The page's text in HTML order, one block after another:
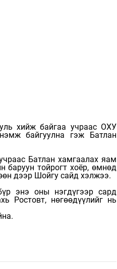
хийж байгаа учраас ОХУ
байгуулна гэж Батлан
Батлан хамгаалах яам
баруун тойрогт хоёр, өмнөд
дээр Шойгу сайд хэлжээ.
энэ оны нэгдүгээр сард
Ростовт, нөгөөдүүлийг нь